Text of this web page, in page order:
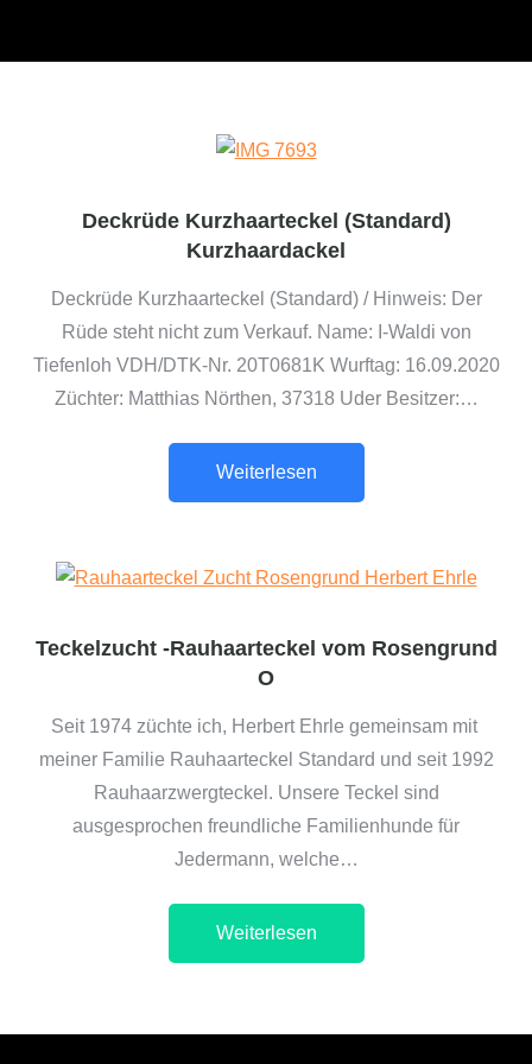
Deckrüde Kurzhaarteckel (Standard)
Kurzhaardackel
Deckrüde Kurzhaarteckel (Standard) / Hinweis: Der
Rüde steht nicht zum Verkauf. Name: I-Waldi von
Tiefenloh VDH/DTK-Nr. 20T0681K Wurftag: 16.09.2020
Züchter: Matthias Nörthen, 37318 Uder Besitzer:…
Weiterlesen
Teckelzucht -Rauhaarteckel vom Rosengrund
O
Seit 1974 züchte ich, Herbert Ehrle gemeinsam mit
meiner Familie Rauhaarteckel Standard und seit 1992
Rauhaarzwergteckel. Unsere Teckel sind
ausgesprochen freundliche Familienhunde für
Jedermann, welche…
Weiterlesen